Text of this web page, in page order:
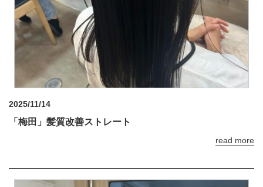
2025/11/14
「梅田」髪質改善ストレート
read more